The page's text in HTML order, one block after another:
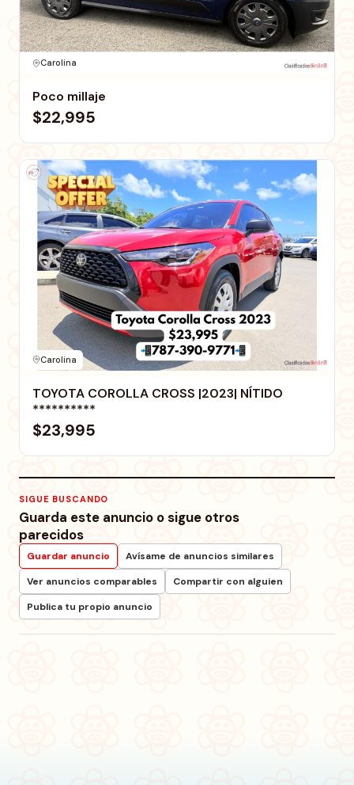
Carolina
Poco millaje
$22,995
Carolina
TOYOTA COROLLA CROSS |2023| NÍTIDO
**********
$23,995
SIGUE BUSCANDO
Guarda este anuncio o sigue otros
parecidos
Guardar anuncio
Avísame de anuncios similares
Ver anuncios comparables
Compartir con alguien
Publica tu propio anuncio